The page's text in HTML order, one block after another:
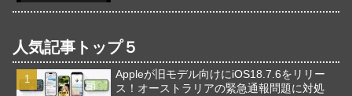
人気記事トップ５
Appleが旧モデル向けにiOS18.7.6をリリー
ス！オーストラリアの緊急通報問題に対処